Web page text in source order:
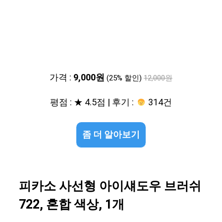
가격 : 9,000원 (25% 할인) 12,000원
평점 : ★ 4.5점 | 후기 : 314건
좀 더 알아보기
피카소 사선형 아이섀도우 브러쉬
722, 혼합 색상, 1개